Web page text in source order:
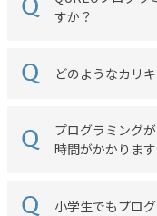
すか？
どのようなカリ
プログラミング
時間がかかります
小学生でもプロ